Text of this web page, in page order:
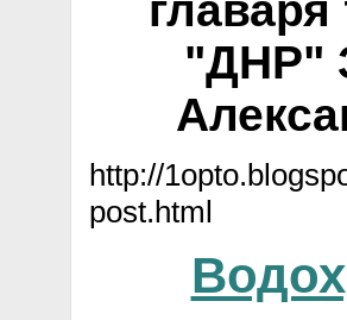
"ДНР"
http://
post.html